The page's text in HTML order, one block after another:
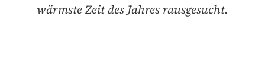
wärmste Zeit des Jahres rausgesucht.